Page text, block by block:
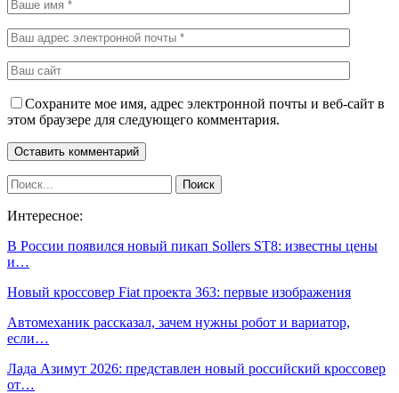
Сохраните мое имя, адрес электронной почты и веб-сайт в
этом браузере для следующего комментария.
Интересное:
В России появился новый пикап Sollers ST8: известны цены
и…
Новый кроссовер Fiat проекта 363: первые изображения
Автомеханик рассказал, зачем нужны робот и вариатор,
если…
Лада Азимут 2026: представлен новый российский кроссовер
от…